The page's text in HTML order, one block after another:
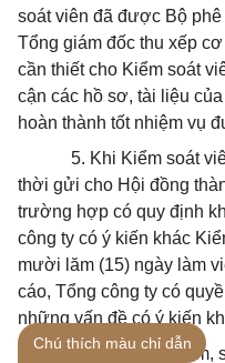
soát viên đã được Bộ
Tổng giám đốc thu xếp
cần thiết cho Kiểm soát
cận các hồ sơ, tài liệu
hoàn thành tốt nhiệm vụ
5. Khi Kiểm soát
thời gửi cho Hội đồng
trường hợp có quy định
công ty có ý kiến khác
mười lăm (15) ngày làm
cáo, Tổng công ty có
những vấn đề có ý kiến
6. Hàng quý, năm,
Chú thích màu chỉ dẫn